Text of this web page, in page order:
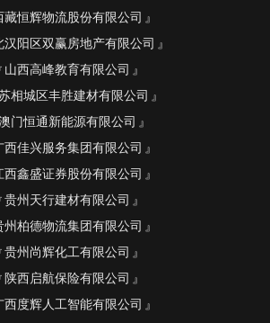
藏恒辉物流股份有限公司
汉阳区双赢房地产有限公司
山西高峰教育有限公司
相城区丰胜建材有限公司
门恒通新能源有限公司
西佳兴服务集团有限公司
西鑫盛证券股份有限公司
贵州天行建材有限公司
州柏德物流集团有限公司
贵州尚辉化工有限公司
陕西启航保险有限公司
西度辉人工智能有限公司